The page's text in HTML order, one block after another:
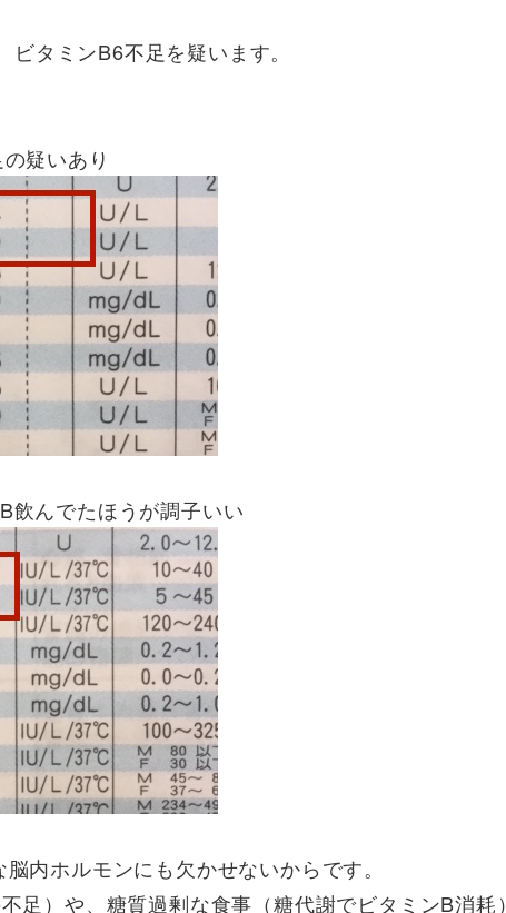
タミンB6不足を疑います。
疑いあり
飲んでたほうが調子いい
内ホルモンにも欠かせないからです。
足）や、糖質過剰な食事（糖代謝でビタミンB消耗）